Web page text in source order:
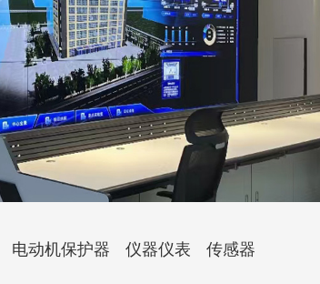
电气传动与控制
仪器仪表
开关
配电控制
塑料机械行业
建筑机械行业
包装机械行业
纺织机械行业
电动机保护器 仪器仪表 传感器